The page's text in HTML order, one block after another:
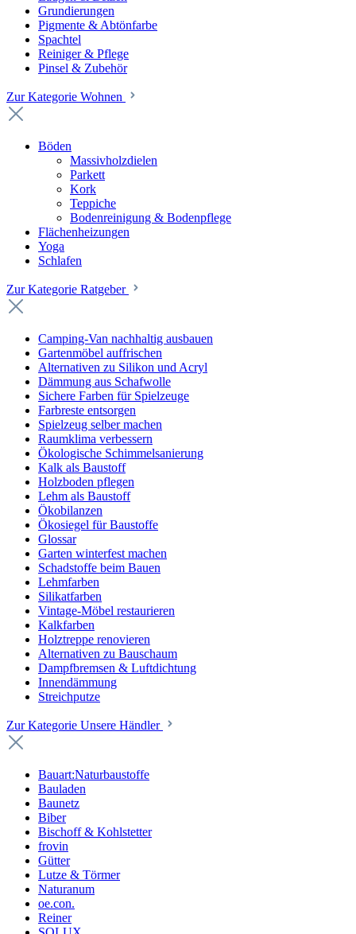
Grundierungen
Pigmente & Abtönfarbe
Spachtel
Reiniger & Pflege
Pinsel & Zubehör
Zur Kategorie Wohnen
Böden
Massivholzdielen
Parkett
Kork
Teppiche
Bodenreinigung & Bodenpflege
Flächenheizungen
Yoga
Schlafen
Zur Kategorie Ratgeber
Camping-Van nachhaltig ausbauen
Gartenmöbel auffrischen
Alternativen zu Silikon und Acryl
Dämmung aus Schafwolle
Sichere Farben für Spielzeuge
Farbreste entsorgen
Spielzeug selber machen
Raumklima verbessern
Ökologische Schimmelsanierung
Kalk als Baustoff
Holzboden pflegen
Lehm als Baustoff
Ökobilanzen
Ökosiegel für Baustoffe
Glossar
Garten winterfest machen
Schadstoffe beim Bauen
Lehmfarben
Silikatfarben
Vintage-Möbel restaurieren
Kalkfarben
Holztreppe renovieren
Alternativen zu Bauschaum
Dampfbremsen & Luftdichtung
Innendämmung
Streichputze
Zur Kategorie Unsere Händler
Bauart:Naturbaustoffe
Bauladen
Baunetz
Biber
Bischoff & Kohlstetter
frovin
Gütter
Lutze & Törmer
Naturanum
oe.con.
Reiner